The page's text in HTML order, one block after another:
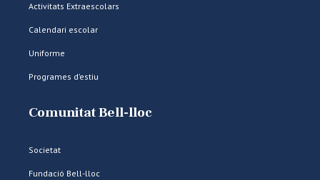
Activitats Extraescolars
Calendari escolar
Uniforme
Programes d’estiu
Comunitat Bell-lloc
Societat
Fundació Bell-lloc